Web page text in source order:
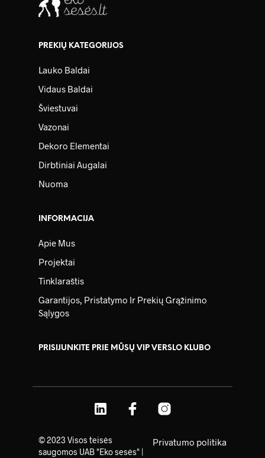
PREKIŲ KATEGORIJOS
Lauko Baldai
Vidaus Baldai
Šviestuvai
Vazonai
Dekoro Elementai
Dirbtiniai Augalai
Nuoma
INFORMACIJA
Apie Mus
Projektai
Tinklaraštis
Garantijos, Pristatymo Ir Prekių Grąžinimo
Sąlygos
PRISIJUNKITE PRIE MŪSŲ VIP VERSLO KLUBO
Privatumo politika
© 2023 Visos teisės
saugomos UAB "Eko sesės" |